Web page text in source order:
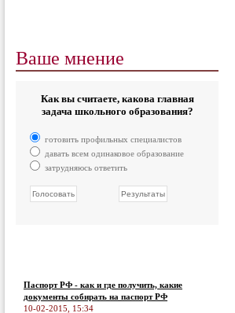
Ваше мнение
Как вы считаете, какова главная
задача школьного образования?
готовить профильных специалистов
давать всем одинаковое образование
затрудняюсь ответить
Паспорт РФ - как и где получить, какие
документы собирать на паспорт РФ
10-02-2015, 15:34